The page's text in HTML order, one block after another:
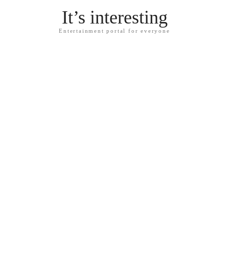
It’s interesting
Entertainment portal for everyone